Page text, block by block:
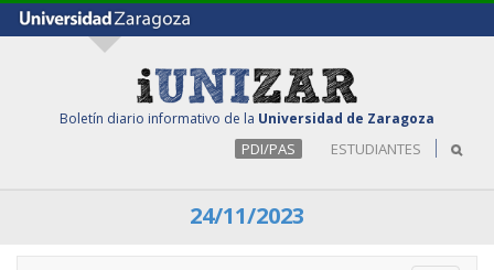
Boletín diario informativo de la Universidad de Zaragoza
PDI/PAS ESTUDIANTES
24/11/2023